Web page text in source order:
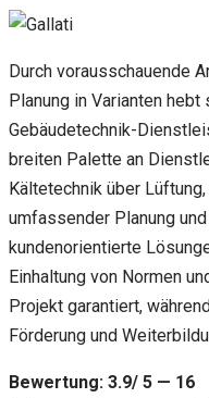
Durch vorausschauende
Planung in Varianten
Gebäudetechnik-
breiten Palette an
Kältetechnik über
umfassender Planung
kundenorientierte
Einhaltung von Normen
Projekt garantiert,
Förderung und
Bewertung: 3.9/ 5 — 16